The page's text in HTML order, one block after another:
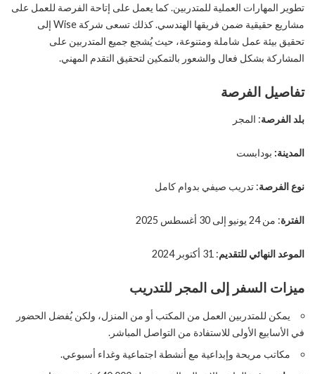
تطوير المهارات العملية للمتدربين. كما يعمل على إتاحة الفرصة للعمل على
مشاريع حقيقية ضمن فريقها الهندسي. كذلك تسعى شركة Wise إلى
تحقيق بيئة عمل شاملة ومتنوعة، حيث يُشجع جميع المتدربين على
المشاركة بشكل فعال والشعور بالتمكين لتحقيق التقدم المهني.
تفاصيل الفرصة
بلد الفرصة: المجر
المدينة: بودابست
نوع الفرصة: تدريب صيفي بدوام كامل
الفترة: من 24 يونيو إلى 30 أغسطس 2025
الموعد النهائي للتقديم: 31 أكتوبر 2024
ميزات السفر إلى المجر للتدريب
يمكن للمتدربين العمل من المكتب أو من المنزل، ولكن يُفضل الحضور
في الأسابيع الأولى للاستفادة من التواصل المباشر.
مكاتب مريحة وإبداعية مع أنشطة اجتماعية وغداء أسبوعي.